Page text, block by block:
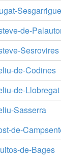
de-
Sesrovires
de-Codines
de-Llobregat
Sasserra
de-
de-Bages